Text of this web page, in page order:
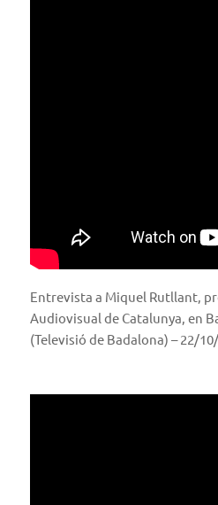
Entrevista a Miquel Rutllant,
Audiovisual de Catalunya, en
(Televisió de Badalona) – 22/